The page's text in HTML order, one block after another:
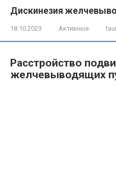
Дискинезия
18.10.2023 Активные
Расстройство
желчевыводящих